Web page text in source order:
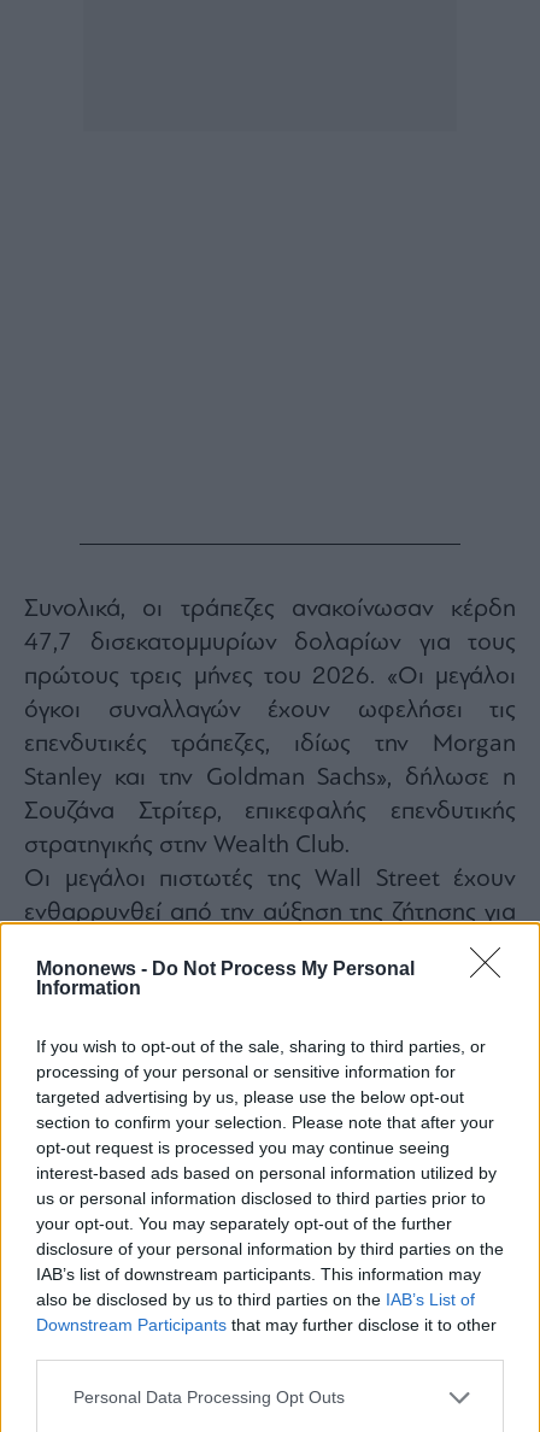
Mononews - Do Not Process My Personal
Information
If you wish to opt-out of the sale, sharing to third parties, or
processing of your personal or sensitive information for
targeted advertising by us, please use the below opt-out
section to confirm your selection. Please note that after your
opt-out request is processed you may continue seeing
interest-based ads based on personal information utilized by
us or personal information disclosed to third parties prior to
your opt-out. You may separately opt-out of the further
disclosure of your personal information by third parties on the
IAB’s list of downstream participants. This information may
also be disclosed by us to third parties on the IAB’s List of
Downstream Participants that may further disclose it to other
Personal Data Processing Opt Outs
Συνολικά, οι τράπεζες ανακοίνωσαν κέρδη
47,7 δισεκατομμυρίων δολαρίων για τους
πρώτους τρεις μήνες του 2026. «Οι μεγάλοι
όγκοι συναλλαγών έχουν ωφελήσει τις
επενδυτικές τράπεζες, ιδίως την Morgan
Stanley και την Goldman Sachs», δήλωσε η
Σουζάνα Στρίτερ, επικεφαλής επενδυτικής
στρατηγικής στην Wealth Club.
Οι μεγάλοι πιστωτές της Wall Street έχουν
ενθαρρυνθεί από την αύξηση της ζήτησης για
συναλλαγές, με τους επενδυτές να σπεύδουν
να εγκαταλείψουν μετοχές και ομόλογα
περιουσιακά στοιχεία που θεωρούνται
ασφαλέστερα. Ο όγκος συναλλαγών έχει
επίσης αυξηθεί από επενδυτές που επιδιώκουν
να επωφεληθούν από την αστάθεια στις
χρηματοπιστωτικές αγορές.
«Η αστάθεια που προκάλεσε ο πόλεμος
οδήγησε σε αύξηση των συναλλαγών, καθώς
ορισμένοι επενδυτές πούλησαν μετοχές υπό
τον φόβο κλιμάκωσης, ενώ άλλοι αγόρασαν,
ανάκαμψης» πρόσθεσε η Στρίτερ.